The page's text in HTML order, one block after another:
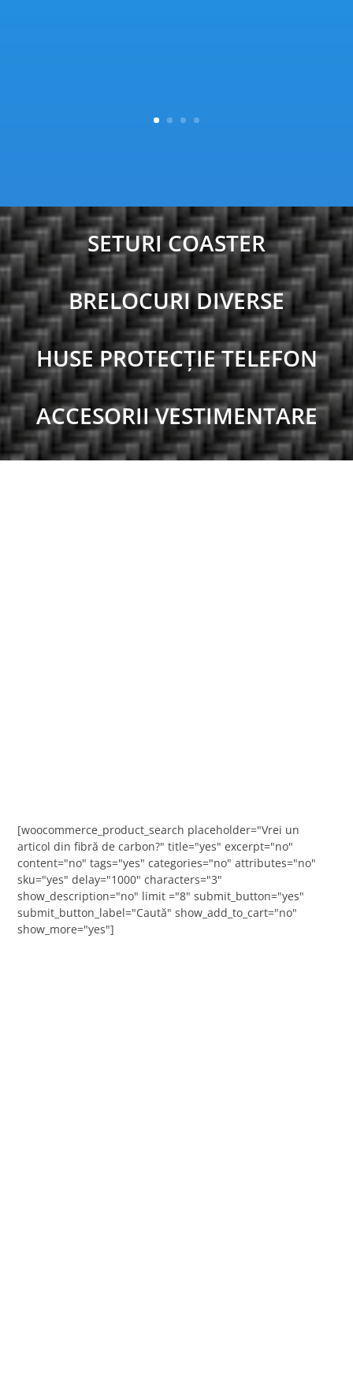
SETURI COASTER
BRELOCURI DIVERSE
HUSE PROTECȚIE TELEFON
ACCESORII VESTIMENTARE
[woocommerce_product_search placeholder="Vrei un
articol din fibră de carbon?" title="yes" excerpt="no"
content="no" tags="yes" categories="no" attributes="no"
sku="yes" delay="1000" characters="3"
show_description="no" limit ="8" submit_button="yes"
submit_button_label="Caută" show_add_to_cart="no"
show_more="yes"]